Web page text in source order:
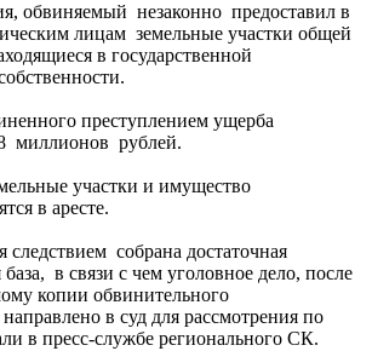
обвиняемый незаконно предоставил в
лицам земельные участки общей
в государственной
преступлением ущерба
миллионов рублей.
участки и имущество
в аресте.
собрана достаточная
база, в связи с чем уголовное дело, после
копии обвинительного
в суд для рассмотрения по
в пресс-службе регионального СК.